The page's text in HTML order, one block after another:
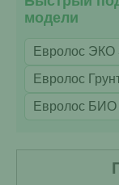
модели
Евролос ЭКО
Евролос
Евролос БИО